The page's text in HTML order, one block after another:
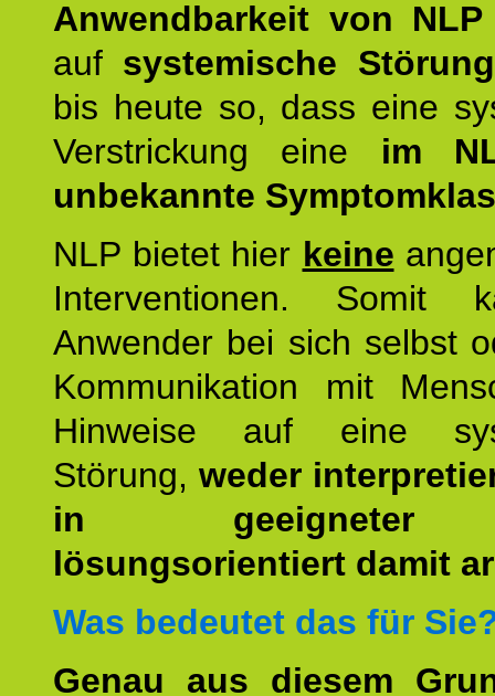
Anwendbarkeit von NLP
auf systemische
bis heute so, dass eine
Verstrickung eine im
unbekannte
NLP bietet hier keine
Interventionen. Somit
Anwender bei sich selbst
Kommunikation mit
Hinweise auf eine
Störung, weder
in geeigneter
lösungsorientiert damit
Was bedeutet das für
Genau aus diesem